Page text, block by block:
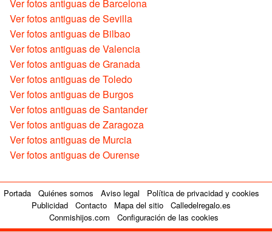
Ver fotos antiguas de Barcelona
Ver fotos antiguas de Sevilla
Ver fotos antiguas de Bilbao
Ver fotos antiguas de Valencia
Ver fotos antiguas de Granada
Ver fotos antiguas de Toledo
Ver fotos antiguas de Burgos
Ver fotos antiguas de Santander
Ver fotos antiguas de Zaragoza
Ver fotos antiguas de Murcia
Ver fotos antiguas de Ourense
Portada Quiénes somos Aviso legal
Política de privacidad y cookies
Publicidad
Contacto Mapa del sitio
Calledelregalo.es
Conmishijos.com
Configuración de las cookies